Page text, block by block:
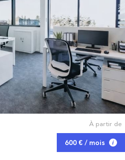
À partir de
600 € / mois